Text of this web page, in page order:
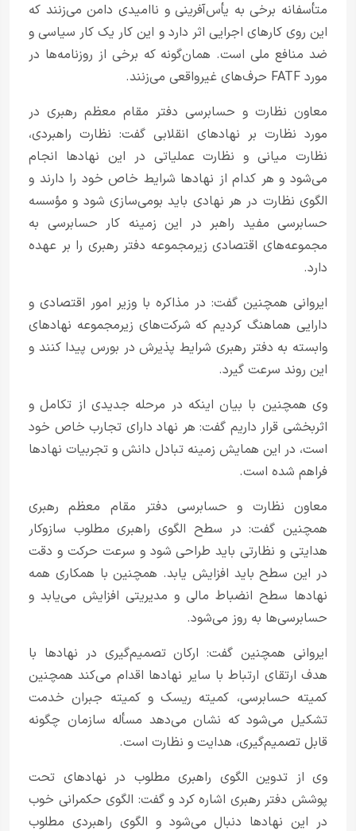
متأسفانه برخی به یأس‌آفرینی و ناامیدی دامن می‌زنند که
این روی کارهای اجرایی اثر دارد و این کار یک کار سیاسی و
ضد منافع ملی است. همان‌گونه که برخی از روزنامه‌ها در
مورد FATF حرف‌های غیرواقعی می‌زنند.
معاون نظارت و حسابرسی دفتر مقام معظم رهبری در
مورد نظارت بر نهادهای انقلابی گفت: نظارت راهبردی،
نظارت میانی و نظارت عملیاتی در این نهادها انجام
می‌شود و هر کدام از نهادها شرایط خاص خود را دارند و
الگوی نظارت در هر نهادی باید بومی‌سازی شود و مؤسسه
حسابرسی مفید راهبر در این زمینه کار حسابرسی به
مجموعه‌های اقتصادی زیرمجموعه دفتر رهبری را بر عهده
دارد.
ایروانی همچنین گفت: در مذاکره با وزیر امور اقتصادی و
دارایی هماهنگ کردیم که شرکت‌های زیرمجموعه نهادهای
وابسته به دفتر رهبری شرایط پذیرش در بورس پیدا کنند و
این روند سرعت گیرد.
وی همچنین با بیان اینکه در مرحله جدیدی از تکامل و
اثربخشی قرار داریم گفت: هر نهاد دارای تجارب خاص خود
است، در این همایش زمینه تبادل دانش و تجربیات نهادها
فراهم شده است.
معاون نظارت و حسابرسی دفتر مقام معظم رهبری
همچنین گفت: در سطح الگوی راهبری مطلوب سازوکار
هدایتی و نظارتی باید طراحی شود و سرعت حرکت و دقت
در این سطح باید افزایش یابد. همچنین با همکاری همه
نهادها سطح انضباط مالی و مدیریتی افزایش می‌یابد و
حسابرسی‌ها به روز می‌شود.
ایروانی همچنین گفت: ارکان تصمیم‌گیری در نهادها با
هدف ارتقای ارتباط با سایر نهادها اقدام می‌کند همچنین
کمیته حسابرسی، کمیته ریسک و کمیته جبران خدمت
تشکیل می‌شود که نشان می‌دهد مسأله سازمان چگونه
قابل تصمیم‌‌گیری، هدایت و نظارت است.
وی از تدوین الگوی راهبری مطلوب در نهادهای تحت
پوشش دفتر رهبری اشاره کرد و گفت: الگوی حکمرانی خوب
در این نهادها دنبال می‌‌شود و الگوی راهبردی مطلوب